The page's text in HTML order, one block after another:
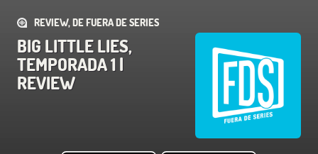
REVIEW, DE FUERA DE SERIES
BIG LITTLE LIES,
TEMPORADA 1 |
REVIEW